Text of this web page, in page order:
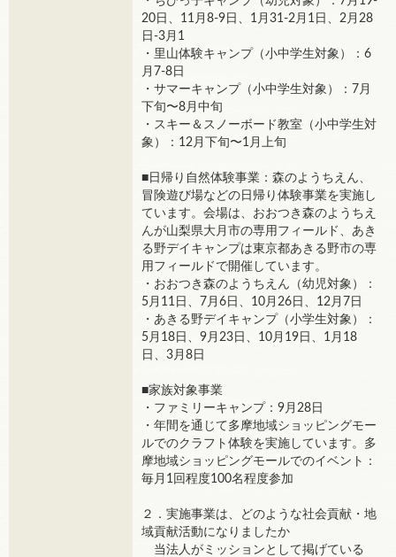
20日、11月8-9日、1月31-2月1日、2月28
日-3月1
・里山体験キャンプ（小中学生対象）：6
月7-8日
・サマーキャンプ（小中学生対象）：7月
下旬〜8月中旬
・スキー＆スノーボード教室（小中学生対
象）：12月下旬〜1月上旬
■日帰り自然体験事業：森のようちえん、
冒険遊び場などの日帰り体験事業を実施し
ています。会場は、おおつき森のようちえ
んが山梨県大月市の専用フィールド、あき
る野デイキャンプは東京都あきる野市の専
用フィールドで開催しています。
・おおつき森のようちえん（幼児対象）：
5月11日、7月6日、10月26日、12月7日
・あきる野デイキャンプ（小学生対象）：
5月18日、9月23日、10月19日、1月18
日、3月8日
■家族対象事業
・ファミリーキャンプ：9月28日
・年間を通じて多摩地域ショッピングモー
ルでのクラフト体験を実施しています。多
摩地域ショッピングモールでのイベント：
毎月1回程度100名程度参加
２．実施事業は、どのような社会貢献・地
域貢献活動になりましたか
当法人がミッションとして掲げている